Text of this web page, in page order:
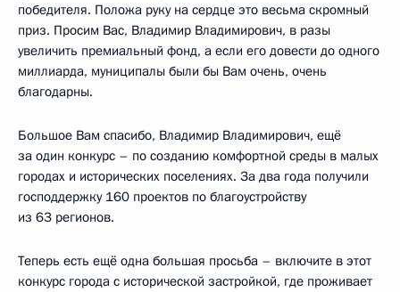
победителя. Положа руку на сердце это весьма скромный
приз. Просим Вас, Владимир Владимирович, в разы
увеличить премиальный фонд, а если его довести до одного
миллиарда, муниципалы были бы Вам очень, очень
благодарны.
Большое Вам спасибо, Владимир Владимирович, ещё
за один конкурс – по созданию комфортной среды в малых
городах и исторических поселениях. За два года получили
господдержку 160 проектов по благоустройству
из 63 регионов.
Теперь есть ещё одна большая просьба – включите в этот
конкурс города с исторической застройкой, где проживает